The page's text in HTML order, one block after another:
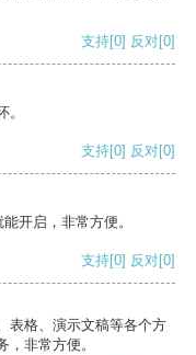
支持[0] 反对[0]
支持[0] 反对[0]
开启，非常方便。
支持[0] 反对[0]
表格、演示文稿等各个方
非常方便。